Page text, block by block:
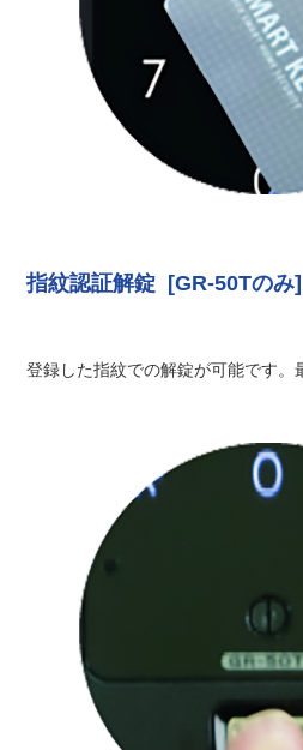
指紋認証解錠 [GR-50Tのみ]
登録した指紋での解錠が可能です。